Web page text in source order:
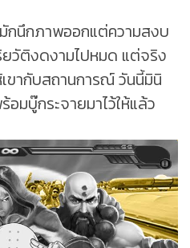
กนึกภาพออกแต่ความสงบ
วัติงดงามไปหมด แต่จริง
ขากับสถานการณ์ วันนี้มินิ
มบู๊กระจายมาไว้ให้แล้ว